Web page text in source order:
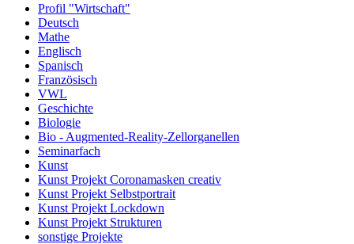
Profil "Wirtschaft"
Deutsch
Mathe
Englisch
Spanisch
Französisch
VWL
Geschichte
Biologie
Bio - Augmented-Reality-Zellorganellen
Seminarfach
Kunst
Kunst Projekt Coronamasken creativ
Kunst Projekt Selbstportrait
Kunst Projekt Lockdown
Kunst Projekt Strukturen
sonstige Projekte